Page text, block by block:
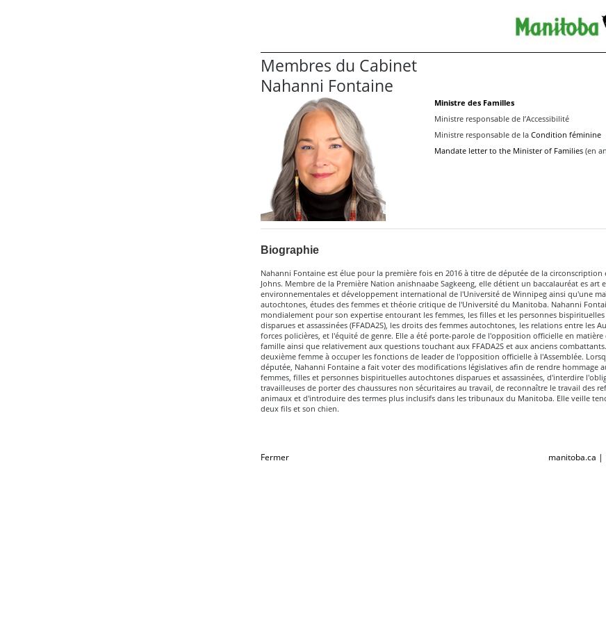
Membres du Cabinet
Nahanni Fontaine
Ministre des Familles
Ministre responsable de l’Accessibilité
Ministre responsable de la Condition féminine
Mandate letter to the Minister of Families(en
Biographie
Nahanni Fontaine est élue pour la première fois en 2016 à titre de députée de la circonscription
Johns. Membre de la Première Nation anishnaabe Sagkeeng, elle détient un baccalauréat es art
environnementales et développement international de l'Université de Winnipeg ainsi qu'une
autochtones, études des femmes et théorie critique de l'Université du Manitoba. Nahanni
mondialement pour son expertise entourant les femmes, les filles et les personnes
disparues et assassinées (FFADA2S), les droits des femmes autochtones, les relations entre les
forces policières, et l'équité de genre. Elle a été porte-parole de l'opposition officielle en matière
famille ainsi que relativement aux questions touchant aux FFADA2S et aux anciens
deuxième femme à occuper les fonctions de leader de l'opposition officielle à l'Assemblée.
députée, Nahanni Fontaine a fait voter des modifications législatives afin de rendre hommage
femmes, filles et personnes bispirituelles autochtones disparues et assassinées, d'interdire
travailleuses de porter des chaussures non sécuritaires au travail, de reconnaître le travail des
animaux et d'introduire des termes plus inclusifs dans les tribunaux du Manitoba. Elle veille
deux fils et son chien.
Fermer manitoba.ca |